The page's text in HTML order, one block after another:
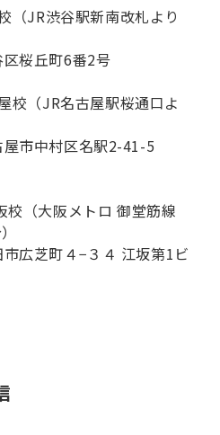
（JR渋谷駅新南改札より
桜丘町6番2号
校（JR名古屋駅桜通口よ
市中村区名駅2-41-5
（大阪メトロ 御堂筋線
広芝町４−３４ 江坂第1ビ